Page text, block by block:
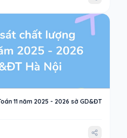
11 năm 2025 - 2026 sở GD&ĐT